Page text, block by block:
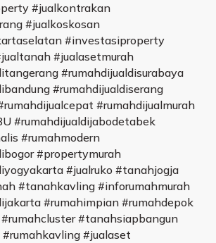
#jualkontrakan
#jualkoskosan
#investasiproperty
#jualasetmurah
#rumahdijualdisurabaya
#rumahdijualdiserang
#rumahdijualmurah
#rumahdijualdijabodetabek
#rumahmodern
#propertymurah
#jualruko #tanahjogja
#tanahkavling #inforumahmurah
#rumahimpian #rumahdepok
#tanahsiapbangun
#jualaset